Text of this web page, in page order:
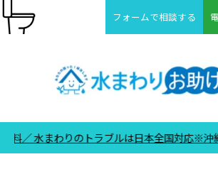
フォームで相談する
まわりのトラブルは日本全国対応※沖縄、離